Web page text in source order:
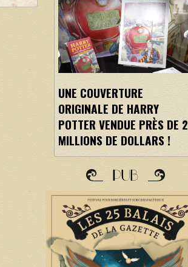
UNE COUVERTURE
ORIGINALE DE HARRY
POTTER VENDUE PRÈS DE 2
MILLIONS DE DOLLARS !
PUB